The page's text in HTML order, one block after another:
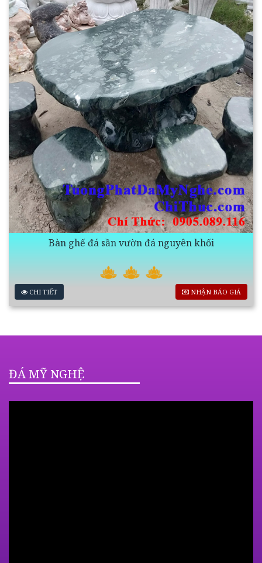
Bàn ghế đá sần vườn đá nguyên khối
CHI TIẾT NHẬN BÁO GIÁ
ĐÁ MỸ NGHỆ